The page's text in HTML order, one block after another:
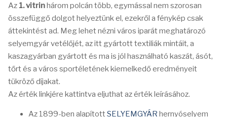
Az 1. vitrinhárom polcán több, egymással nem szorosan
összefüggő dolgot helyeztünk el, ezekről a fénykép csak
áttekintést ad. Meg lehet nézni város iparát meghatározó
selyemgyár vetélőjét, az itt gyártott textiliák mintáit, a
kaszagyárban gyártott és ma is jól használható kaszát, ásót,
tőrt és a város sportéletének kiemelkedő eredményeit
tükröző díjakat.
Az érték linkjére kattintva eljuthat az érték leírásához.
Az 1899-ben alapítottSELYEMGYÁR hernyóselyem